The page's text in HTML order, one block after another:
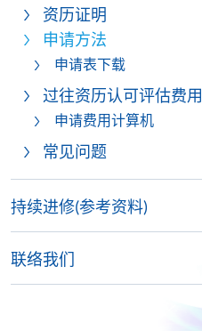
资历证明
申请方法
申请表下载
过往资历认可评估费用
申请费用计算机
常见问题
持续进修(参考资料)
联络我们